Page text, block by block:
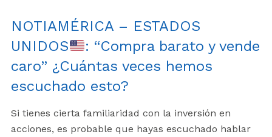
NOTIAMÉRICA – ESTADOS
UNIDOS
: “Compra barato y vende
caro” ¿Cuántas veces hemos
escuchado esto?
Si tienes cierta familiaridad con la inversión en
acciones, es probable que hayas escuchado hablar